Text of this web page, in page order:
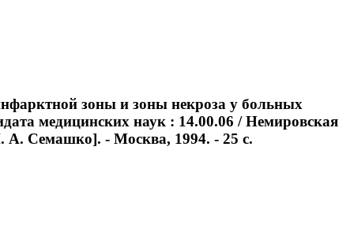
зоны и зоны некроза у больных
медицинских наук : 14.00.06 / Немировская
А. Семашко]. - Москва, 1994. - 25 с.